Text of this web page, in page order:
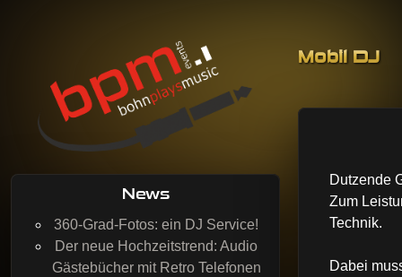
News
360-Grad-Fotos: ein DJ Service!
Der neue Hochzeitstrend: Audio
Gästebücher mit Retro Telefonen
Mobil DJ
Dutzende
Zum
Technik.
Dabei